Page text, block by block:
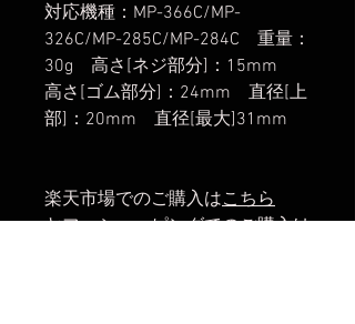
対応機種：MP-366C/MP-
326C/MP-285C/MP-284C 重量：
30g 高さ[ネジ部分]：15mm
高さ[ゴム部分]：24mm 直径[上
部]：20mm 直径[最大]31mm
楽天市場でのご購入はこちら
ヤフーショッピングでのご購入は